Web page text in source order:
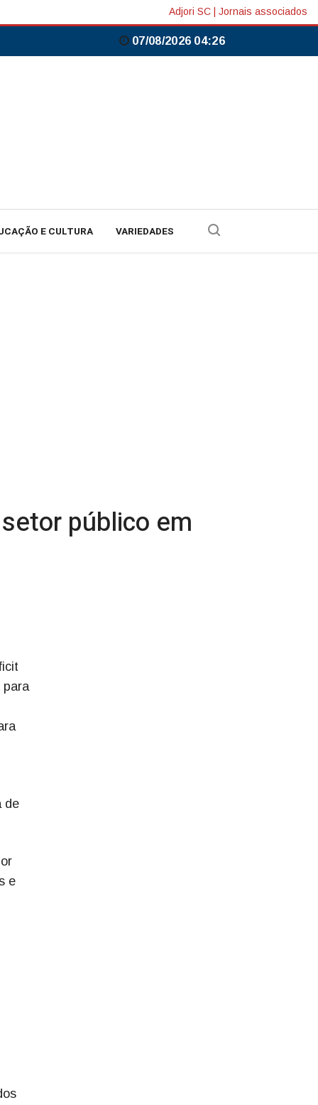
Adjori SC Jornais associados
07/08/2026 04:26
E CULTURA VARIEDADES
público em
para
de
e